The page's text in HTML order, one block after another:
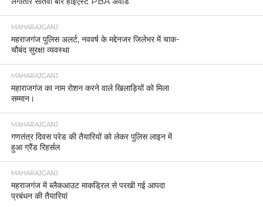
MAHARAJGANJ
महराजगंज पुलिस अलर्ट, नववर्ष के मद्देनजर जिलेभर में चाक-
चौबंद सुरक्षा व्यवस्था
MAHARAJGANJ
महाराजगंज का नाम रोशन करने वाले खिलाड़ियों को मिला
सम्मान।
MAHARAJGANJ
गणतंत्र दिवस परेड की तैयारियों को लेकर पुलिस लाइन में
हुआ ग्रैंड रिहर्सल
MAHARAJGANJ
महराजगंज में ब्लैकआउट माकड्रिल से परखी गई आपदा
प्रबंधन की तैयारियां